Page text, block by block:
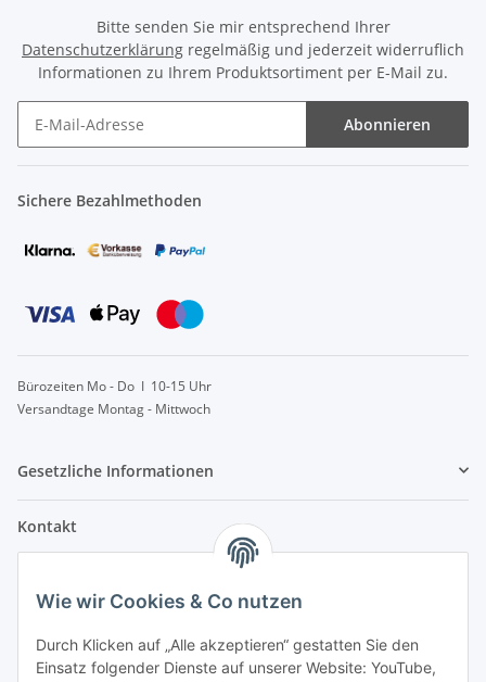
Bitte senden Sie mir entsprechend Ihrer
Datenschutzerklärung regelmäßig und jederzeit widerruflich
Informationen zu Ihrem Produktsortiment per E-Mail zu.
Abonnieren
Sichere Bezahlmethoden
Bürozeiten Mo - Do I 10-15 Uhr
Versandtage Montag - Mittwoch
Gesetzliche Informationen
Kontakt
0171-6477475
Lebensblatt
Inh. Simon Janßen
Wie wir Cookies & Co nutzen
Durch Klicken auf „Alle akzeptieren“ gestatten Sie den
Einsatz folgender Dienste auf unserer Website: YouTube,